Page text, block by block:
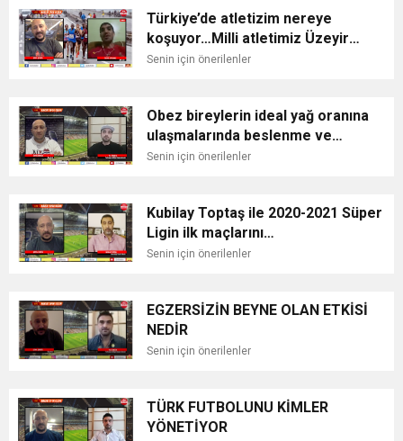
Türkiye’de atletizim nereye
koşuyor…Milli atletimiz Üzeyir
Söylemez
Senin için önerilenler
Obez bireylerin ideal yağ oranına
ulaşmalarında beslenme ve
egzersiz
Senin için önerilenler
Kubilay Toptaş ile 2020-2021 Süper
Ligin ilk maçlarını
değerlendiriyoruz
Senin için önerilenler
EGZERSİZİN BEYNE OLAN ETKİSİ
NEDİR
Senin için önerilenler
TÜRK FUTBOLUNU KİMLER
YÖNETİYOR